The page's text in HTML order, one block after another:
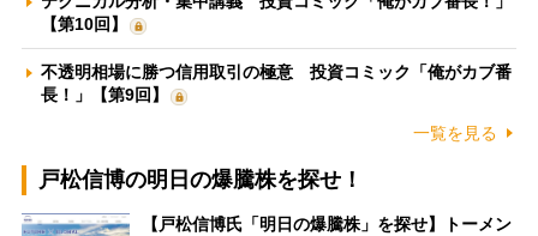
【第10回】
不透明相場に勝つ信用取引の極意 投資コミック「俺がカブ番
長！」【第9回】
一覧を見る
戸松信博の明日の爆騰株を探せ！
【戸松信博氏「明日の爆騰株」を探せ】トーメン